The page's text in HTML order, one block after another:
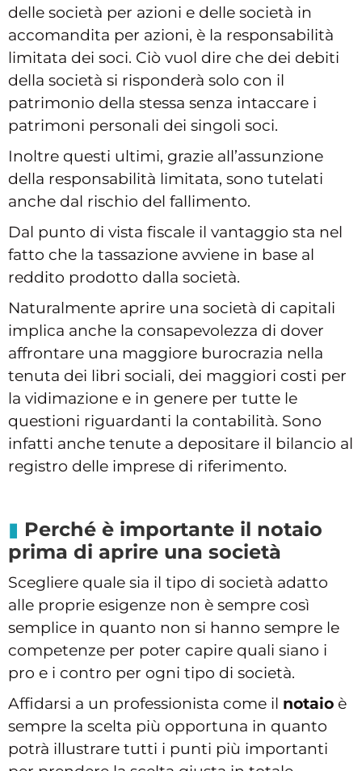
delle società per azioni e delle società in
accomandita per azioni, è la responsabilità
limitata dei soci. Ciò vuol dire che dei debiti
della società si risponderà solo con il
patrimonio della stessa senza intaccare i
patrimoni personali dei singoli soci.
Inoltre questi ultimi, grazie all’assunzione
della responsabilità limitata, sono tutelati
anche dal rischio del fallimento.
Dal punto di vista fiscale il vantaggio sta nel
fatto che la tassazione avviene in base al
reddito prodotto dalla società.
Naturalmente aprire una società di capitali
implica anche la consapevolezza di dover
affrontare una maggiore burocrazia nella
tenuta dei libri sociali, dei maggiori costi per
la vidimazione e in genere per tutte le
questioni riguardanti la contabilità. Sono
infatti anche tenute a depositare il bilancio al
registro delle imprese di riferimento.
Perché è importante il notaio
prima di aprire una società
Scegliere quale sia il tipo di società adatto
alle proprie esigenze non è sempre così
semplice in quanto non si hanno sempre le
competenze per poter capire quali siano i
pro e i contro per ogni tipo di società.
Affidarsi a un professionista come il notaio è
sempre la scelta più opportuna in quanto
potrà illustrare tutti i punti più importanti